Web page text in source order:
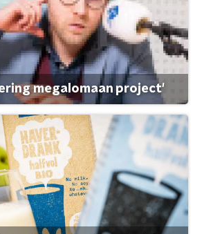
megalomaan project'